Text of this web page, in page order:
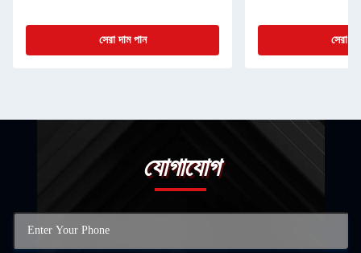
সেরা দাম পান সেরা
যোগাযোগ